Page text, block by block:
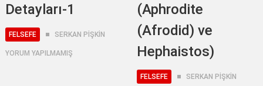
Detayları-1
FELSEFE SERKAN PİŞKİN
YORUM YAPILMAMIŞ
(Aphrodite
(Afrodid) ve
Hephaistos)
FELSEFE SERKAN PİŞKİN